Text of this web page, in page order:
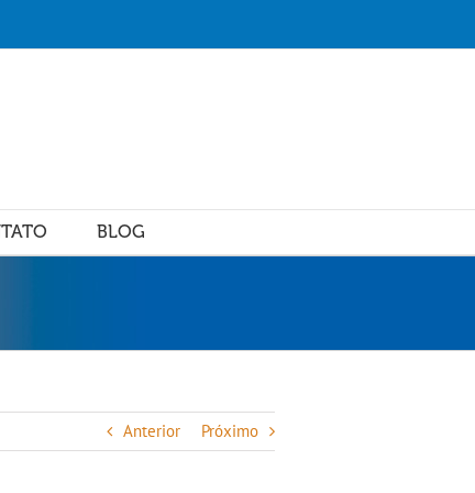
BLOG
Anterior Próximo